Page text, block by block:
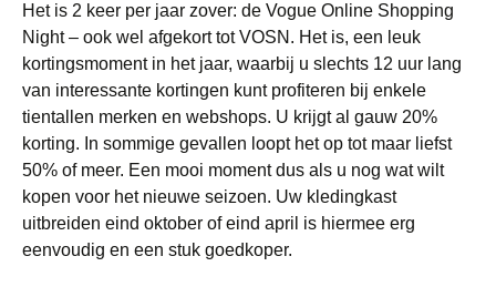
Het is 2 keer per jaar zover: de Vogue Online Shopping
Night – ook wel afgekort tot VOSN. Het is, een leuk
kortingsmoment in het jaar, waarbij u slechts 12 uur lang
van interessante kortingen kunt profiteren bij enkele
tientallen merken en webshops. U krijgt al gauw 20%
korting. In sommige gevallen loopt het op tot maar liefst
50% of meer. Een mooi moment dus als u nog wat wilt
kopen voor het nieuwe seizoen. Uw kledingkast
uitbreiden eind oktober of eind april is hiermee erg
eenvoudig en een stuk goedkoper.